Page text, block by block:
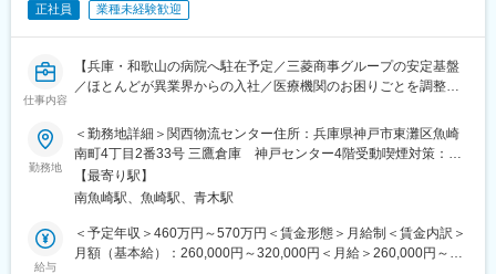
正社員 業種未経験歓迎
仕事内容
【兵庫・和歌山の病院へ駐在予定／三菱商事グループの安定基盤
／ほとんどが異業界からの入社／医療機関のお困りごとを調整・
■職務内容：
当社は、病院経営のパートナーとして、病院で使用する医療材料
や医薬品の調達、物品管理や、医療材料費に関する削減の提案を
行っております。
本ポジションでは、基本的には顧客となる病院に常駐し、医療現
場の後方支援に必要な業務に取り組んでいただきます。
★営業ポジションですが、ノルマはありません。
勤務地
＜勤務地詳細＞関西物流センター住所：兵庫県神戸市東灘区魚崎
南町4丁目2番33号 三鷹倉庫 神戸センター4階受動喫煙対策：屋
内全面禁煙変更の範囲：会社の定める事業所
【最寄り駅】
南魚崎駅、魚崎駅、青木駅
給与
＜予定年収＞460万円～570万円＜賃金形態＞月給制＜賃金内訳＞
月額（基本給）：260,000円～320,000円＜月給＞260,000円～